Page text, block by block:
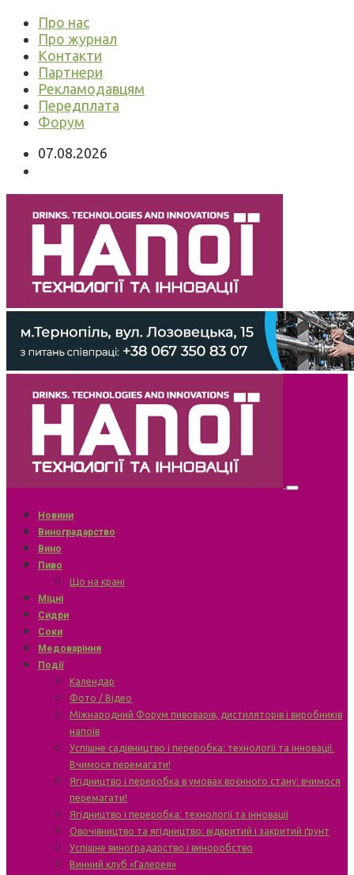
Про нас
Про журнал
Контакти
Партнери
Рекламодавцям
Передплата
Форум
07.08.2026
Новини
Виноградарство
Вино
Пиво
Що на крані
Міцні
Сидри
Соки
Медоваріння
Події
Календар
Фото / Відео
Міжнародний Форум пивоварів, дистиляторів і виробників
напоїв
Успішне садівництво і переробка: технології та інновації.
Вчимося перемагати!
Ягідництво і переробка в умовах воєнного стану: вчимося
перемагати!
Ягідництво і переробка: технології та інновації
Овочівництво та ягідництво: відкритий і закритий ґрунт
Успішне виноградарство і виноробство
Винний клуб «Галерея»